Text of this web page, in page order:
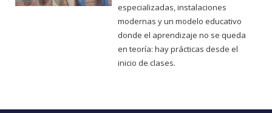
especializadas, instalaciones
modernas y un modelo educativo
donde el aprendizaje no se queda
en teoría: hay prácticas desde el
inicio de clases.